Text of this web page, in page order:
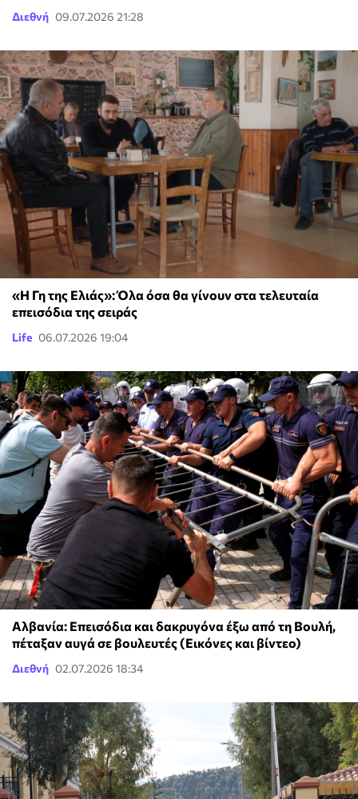
Διεθνή 09.07.2026 21:28
«Η Γη της Ελιάς»: Όλα όσα θα γίνουν στα τελευταία
επεισόδια της σειράς
Life 06.07.2026 19:04
Αλβανία: Επεισόδια και δακρυγόνα έξω από τη Βουλή,
πέταξαν αυγά σε βουλευτές (Εικόνες και βίντεο)
Διεθνή 02.07.2026 18:34